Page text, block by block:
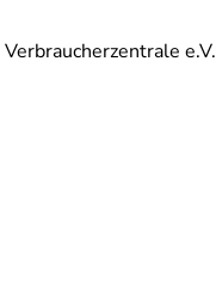
Verbraucherzentrale e.V.